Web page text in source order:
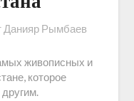
Данияр Рымбаев
живописных и
которое